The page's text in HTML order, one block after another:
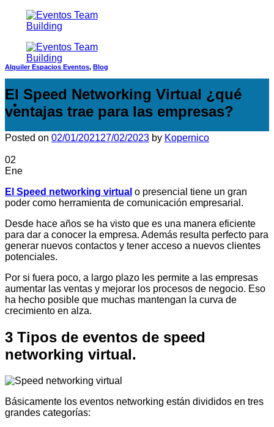
Saltar
contenido
Alquiler Espacios Eventos, Blog
El Speed Networking Virtual ¿qué
ventajas trae para las empresas?
Posted on 02/01/202127/02/2023 by Kopernico
02
Ene
El Speed networking virtual o presencial tiene un gran
poder como herramienta de comunicación empresarial.
Desde hace años se ha visto que es una manera eficiente
para dar a conocer la empresa. Además resulta perfecto para
generar nuevos contactos y tener acceso a nuevos clientes
potenciales.
Por si fuera poco, a largo plazo les permite a las empresas
aumentar las ventas y mejorar los procesos de negocio. Eso
ha hecho posible que muchas mantengan la curva de
crecimiento en alza.
3 Tipos de eventos de speed
networking virtual.
Básicamente los eventos networking están divididos en tres
grandes categorías: